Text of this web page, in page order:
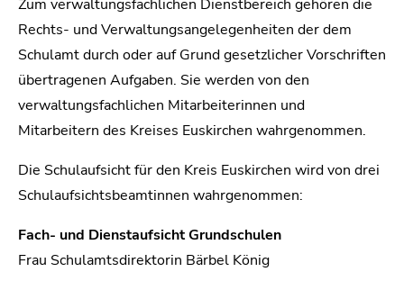
Zum verwaltungsfachlichen Dienstbereich gehören die
Rechts- und Verwaltungsangelegenheiten der dem
Schulamt durch oder auf Grund gesetzlicher Vorschriften
übertragenen Aufgaben. Sie werden von den
verwaltungsfachlichen Mitarbeiterinnen und
Mitarbeitern des Kreises Euskirchen wahrgenommen.
Die Schulaufsicht für den Kreis Euskirchen wird von drei
Schulaufsichtsbeamtinnen wahrgenommen:
Fach- und Dienstaufsicht Grundschulen
Frau Schulamtsdirektorin Bärbel König